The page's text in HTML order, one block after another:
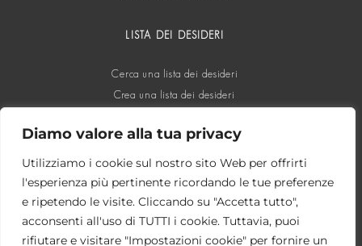
Diamo valore alla tua privacy
Utilizziamo i cookie sul nostro sito Web per offrirti
l'esperienza più pertinente ricordando le tue preferenze
e ripetendo le visite. Cliccando su "Accetta tutto",
acconsenti all'uso di TUTTI i cookie. Tuttavia, puoi
rifiutare e visitare "Impostazioni cookie" per fornire un
LISTA DEI DESIDERI
Cerca una lista dei desideri
Crea una lista dei desideri
SOCIAL